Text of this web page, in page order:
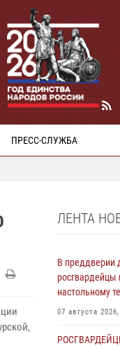
ПРЕСС-СЛУЖБА
ЛЕНТА
В преддверии
росгвардейцы
настольному
07 августа